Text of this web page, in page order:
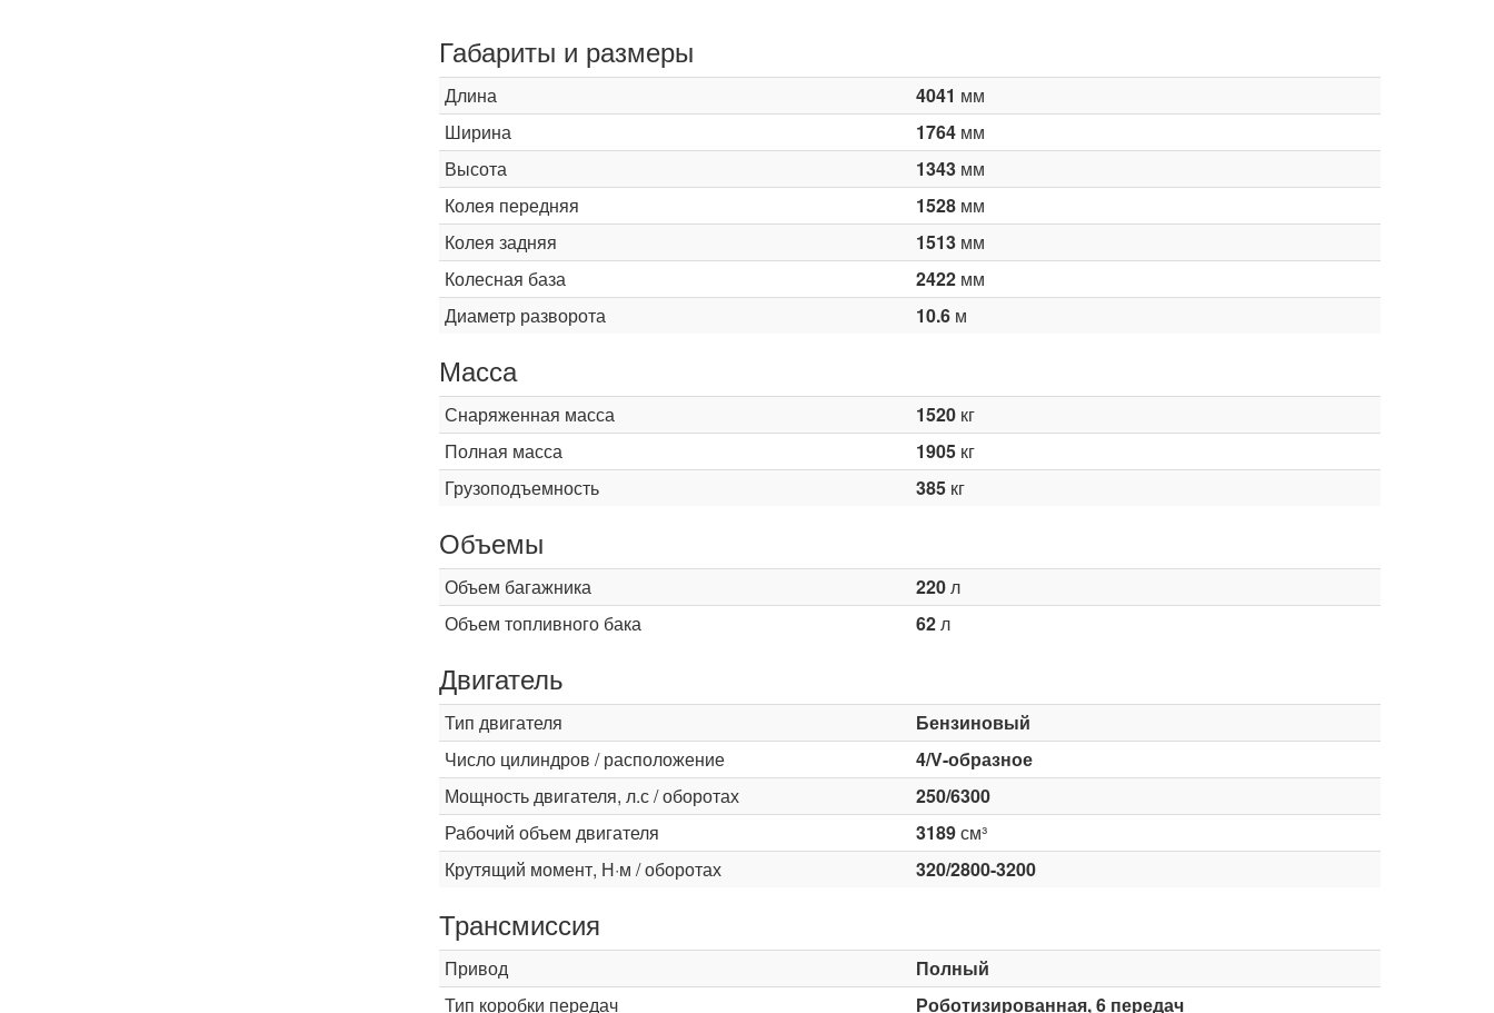
Габариты и размеры
Длина 4041 мм
Ширина
1764мм
Высота
1343мм
Колея передняя
1528мм
Колея задняя
1513мм
Колесная база
2422мм
Диаметр разворота
10.6м
Масса
Снаряженная масса 1520кг
Полная масса
1905кг
Грузоподъемность
385кг
Объемы
Объем багажника 220л
Объем топливного бака
62л
Двигатель
Тип двигателя
Бензиновый
Число цилиндров / расположение
4/V-образное
Мощность двигателя, л.с / оборотах
250/6300
Рабочий объем двигателя
3189см³
Крутящий момент, Н·м / оборотах
320/2800-3200
Трансмиссия
Привод
Полный
Тип коробки передач
Роботизированная, 6 передач